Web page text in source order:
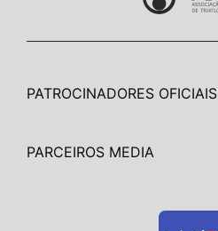
PATROCINADORES OFICIAIS
PARCEIROS MEDIA